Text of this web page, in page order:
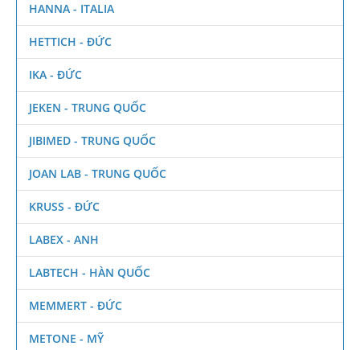
HANNA - ITALIA
HETTICH - ĐỨC
IKA - ĐỨC
JEKEN - TRUNG QUỐC
JIBIMED - TRUNG QUỐC
JOAN LAB - TRUNG QUỐC
KRUSS - ĐỨC
LABEX - ANH
LABTECH - HÀN QUỐC
MEMMERT - ĐỨC
METONE - MỸ